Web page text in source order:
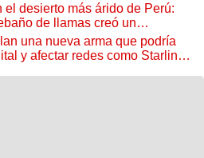
desierto más árido de Perú:
de llamas creó un
una nueva arma que podría
y afectar redes como Starlink